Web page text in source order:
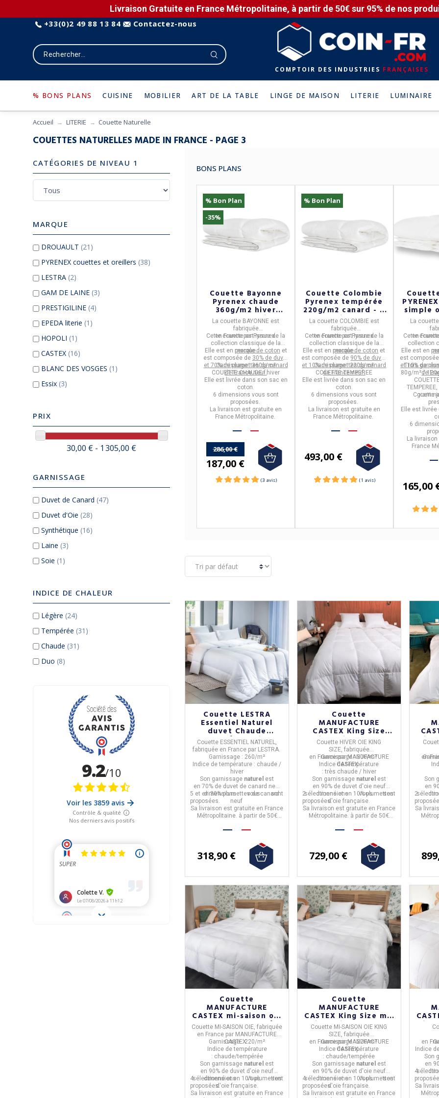
Livraison Gratuite en France Métropolitaine, à partir de 50€ sur 95% de nos
+33(0)2 49 88 13 84 Contactez-nous
COMPTOIR DES INDUSTRIES FRANÇAISES
% BONS PLANS CUISINE MOBILIER ART DE LA TABLE LINGE DE MAISON LITERIE LUMINAIRE
Accueil LITERIE Couette Naturelle
COUETTES NATURELLES MADE IN FRANCE - PAGE 3
CATÉGORIES DE NIVEAU 1
MARQUE
DROUAULT (21)
PYRENEX couettes et oreillers (38)
LESTRA (2)
GAM DE LAINE (3)
PRESTIGILINE (4)
EPEDA literie (1)
HOPOLI (1)
CASTEX (16)
BLANC DES VOSGES (1)
Essix (3)
PRIX
30,00 € - 1 305,00 €
GARNISSAGE
Duvet de Canard (47)
Duvet d'Oie (28)
Synthétique (16)
Laine (3)
Soie (1)
INDICE DE CHALEUR
Légère (24)
Tempérée (31)
Chaude (31)
Duo (8)
BONS PLANS
% Bon Plan
-35%
Couette Bayonne
Pyrenex chaude
360g/m2 hiver
canard - 6 tailles
La couette BAYONNE est
fabriquée
enFranceparPyrenex.
Cette couette est issue de la
collection classique de la
marque.
Elle est en percale de coton et
est composée de 30%de duvet
et 70% de plumettes de canard
de France neuf.
Garnissage : 360g/m²
COUETTE CHAUDE - hiver
Elle est livrée dans son sac en
coton.
6 dimensions vous sont
proposées.
La livraison est gratuite en
France Métropolitaine.
286,00 €
187,00 €
(3
% Bon Plan
Couette Colombie
Pyrenex tempérée
220g/m2 canard - 6
tailles
La couette COLOMBIE est
fabriquée
enFranceparPyrenex.
Cette couette est issue de la
collection classique de la
marque.
Elle est enpercale de coton et
est composée de 90% de duvet
et 10% de plumettes de canard
de France neuf.
Garnissage : 220g/m²
COUETTE TEMPEREE
Elle est livrée dans son sac en
coton.
6 dimensions vous sont
proposées.
La livraison est gratuite en
France Métropolitaine.
493,00 €
simple
120-
La couette
enFrance
Cette
collection
Elle est en
est
et 10% de
de
Trois
80g/m² /
Couette
Elle est
6
La
France
165,00
Couette LESTRA
Essentiel Naturel
duvet Chaude
260g/m² - 5 tailles
Couette ESSENTIEL NATUREL,
fabriquée en Francepar LESTRA.
Garnissage : 260/m²
Indice de température : chaude /
hiver
Son garnissage naturel est
en 70% de duvet de canard neuf
et en 30% plumettes de canard
neuf
5 dimensionsvous sont
proposées.
Sa livraison est gratuite en France
Métropolitaine. à partir de 50€
318,90 €
Couette
MANUFACTURE
CASTEX King Size
Hiver oie Chaude
300g/m² - 2 tailles
Couette HIVER OIE KING
SIZE, fabriquée
en FranceparMANUFACTURE
CASTEX.
Garnissage :300/m²
Indice de température
:très chaude / hiver
Son garnissage naturel est
en 90% de duvet d'oie neuf
sélectionné et en 10% plumettes
d'oie française.
2 dimensionsvous sont
proposées.
Sa livraison est gratuite en France
Métropolitaine. à partir de 50€
729,00 €
en
Son
en
2
Sa
Couette
MANUFACTURE
CASTEX mi-saison oie
tempérée 220g/m² -
4 tailles
Couette MI-SAISON OIE, fabriquée
en France par MANUFACTURE
CASTEX.
Garnissage :220/m²
Indice de température
: chaude/tempérée
Son garnissage naturel est
en 90% de duvet d'oie neuf
sélectionné et en 10% plumettes
d'oie française.
4 dimensionsvous sont
proposées.
Sa livraison est gratuite en France
Couette
MANUFACTURE
CASTEX King Size mi-
saison oie tempérée
220g/m² - 2 tailles
Couette MI-SAISON OIE KING
SIZE, fabriquée
en FranceparMANUFACTURE
CASTEX.
Garnissage :220/m²
Indice de température
: chaude/tempérée
Son garnissage naturel est
en 90% de duvet d'oie neuf
sélectionné et en 10% plumettes
d'oie française.
4 dimensionsvous sont
proposées.
Sa livraison est gratuite en France
oie
en
Indice
Son
en
4
Sa